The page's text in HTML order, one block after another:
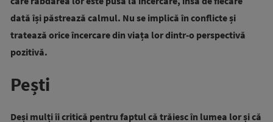
dată își păstrează calmul. Nu se implică în conflicte și
tratează orice încercare din viața lor dintr-o perspectivă
pozitivă.
Pești
Deși mulți îi critică pentru faptul că trăiesc în lumea lor și că